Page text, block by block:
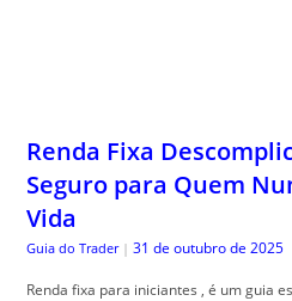
Renda Fixa
Seguro para Quem
Vida
Guia do Trader | 31 de outubro de 2025
Renda fixa para iniciantes , é um guia